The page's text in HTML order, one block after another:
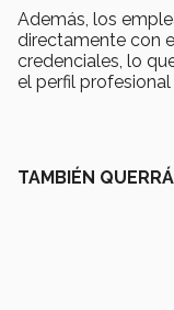
Además, los
directamente con
credenciales, lo
el perfil
TAMBIÉN